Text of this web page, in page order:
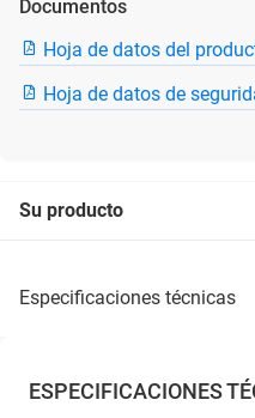
Documentos
Hoja de datos del
Hoja de datos de
Su producto
especificaciones técnicas
ESPECIFICACIONES